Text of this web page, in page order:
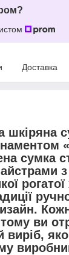
Доставка
шкіряна
сумка
з
.
ви
виріб,